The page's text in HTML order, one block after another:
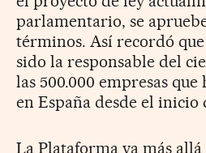
parlamentario, se
términos. Así recordó
sido la responsable del
las 500.000 empresas
en España desde el inicio
La Plataforma va más